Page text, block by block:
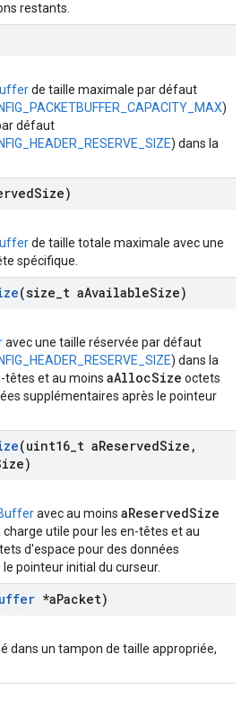
restants.
de taille maximale par défaut
)
défaut
) dans la
Size)
de taille totale maximale avec une
spécifique.
(size t aAvailableSize)
avec une taille réservée par défaut
) dans la
têtes et au moins aAllocSize octets
supplémentaires après le pointeur
(uint16 t aReservedSize ,
avec au moins aReservedSize
utile pour les en-têtes et au
d'espace pour des données
pointeur initial du curseur.
*aPacket)
dans un tampon de taille appropriée,